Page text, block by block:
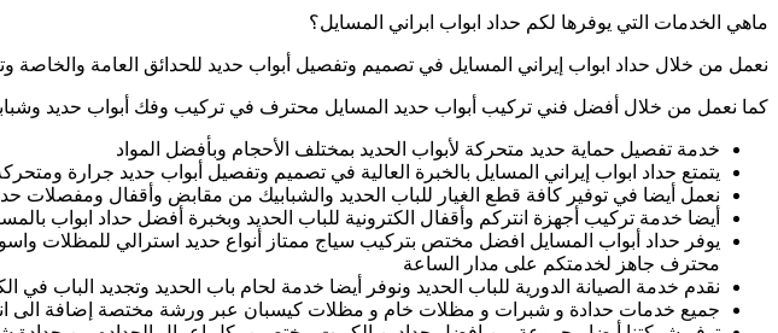
ماهي الخدمات التي يوفرها لكم حداد ابواب ابراني المسايل؟
نعمل من خلال حداد ابواب إيراني المسايل في تصميم وتفصيل أبواب حديد للحدائق العامة والخاصة
كما نعمل من خلال أفضل فني تركيب أبواب حديد المسايل محترف في تركيب وفك أبواب حديد
خدمة تفصيل حماية حديد متحركة لأبواب الحديد بمختلف الأحجام وبأفضل المواد
يتمتع حداد ابواب إيراني المسايل بالخبرة العالية في تصميم وتفصيل أبواب حديد جرارة
نعمل أيضا في توفير كافة قطع الغيار للباب الحديد والشبابيك من مقابض وأقفال ومفصلات
أيضا خدمة تركيب أجهزة انتركم وأقفال الكترونية للباب الحديد وبخبرة أفضل حداد ابواب
يوفر حداد أبواب المسايل افضل مختص بتركيب سياج ممتاز أنواع حديد استرالي
محترف جاهز لخدمتكم على مدار الساعة
نقدم خدمة الصيانة الدورية للباب الحديد ونوفر أيضا خدمة لحام باب الحديد وتجديد الباب في
جميع خدمات حدادة و شبرات و مظلات خام و مظلات كيسبان عبر ورشة مختصة إضافة الى